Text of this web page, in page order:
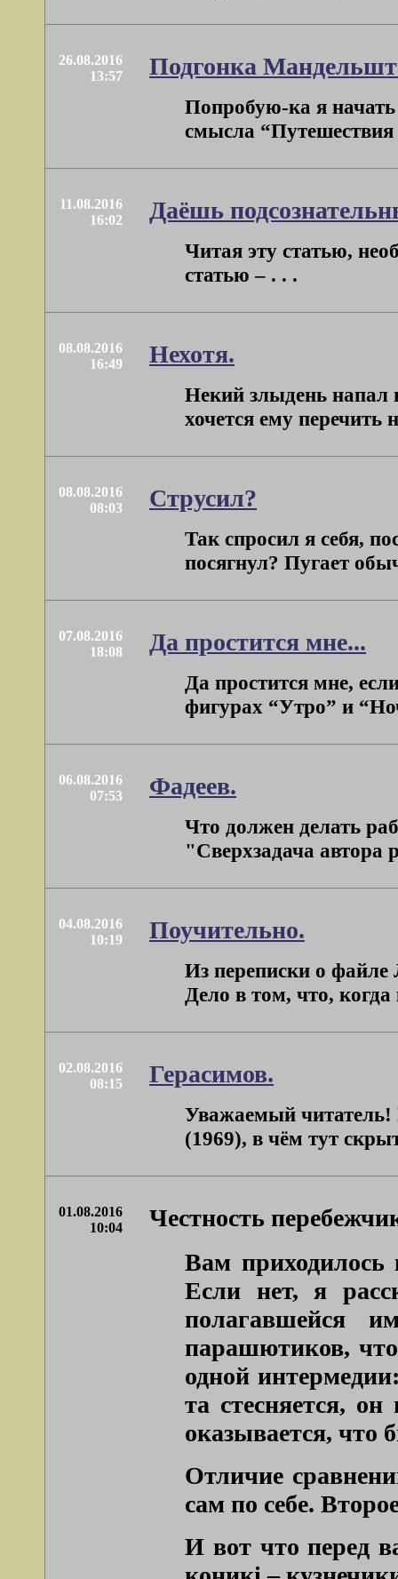
26.08.2016
13:57
Подгонка
Попробую-ка я начать
смысла
11.08.2016
16:02
Даёшь
Читая эту статью,
статью – . . .
08.08.2016
16:49
Нехотя.
Некий злыдень напал
хочется ему
08.08.2016
08:03
Струсил?
Так спросил я себя,
посягнул? Пугает
07.08.2016
18:08
Да простится мне...
Да простится мне,
фигурах “Утро” и
06.08.2016
07:53
Фадеев.
Что должен делать
"Сверхзадача
04.08.2016
10:19
Поучительно.
Из переписки о
Дело в том, что, когда
02.08.2016
08:15
Герасимов.
Уважаемый читатель!
(1969), в чём тут
01.08.2016
10:04
Честность
Вам приходилось
Если нет, я
полагавшейся
парашютиков,
одной
та стесняется,
оказывается, что
Отличие
сам по себе.
И вот что перед